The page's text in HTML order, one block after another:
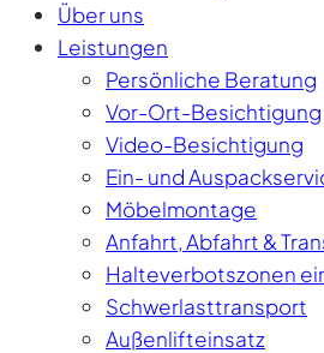
Über uns
Leistungen
Persönliche Beratung
Vor-Ort-Besichtigung
Video-Besichtigung
Ein- und
Möbelmontage
Anfahrt, Abfahrt &
Halteverbotszonen
Schwerlasttransport
Außenlifteinsatz